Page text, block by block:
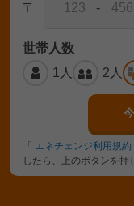
〒 -
世帯人数
1人
2人
「 エネチェンジ利用規約
したら、上のボタンを押